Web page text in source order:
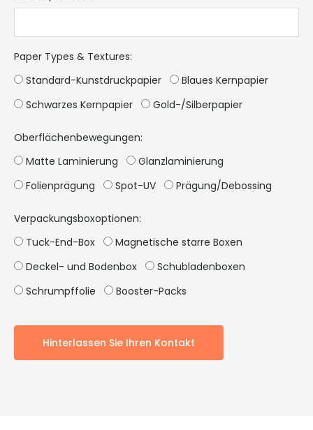
Paper Types & Textures:
Standard-Kunstdruckpapier
Blaues Kernpapier
Schwarzes Kernpapier
Gold-/Silberpapier
Oberflächenbewegungen:
Matte Laminierung
Glanzlaminierung
Folienprägung
Spot-UV Prägung/Debossing
Verpackungsboxoptionen:
Tuck-End-Box
Magnetische starre Boxen
Deckel- und Bodenbox
Schubladenboxen
Schrumpffolie
Booster-Packs
Hinterlassen Sie Ihren Kontakt